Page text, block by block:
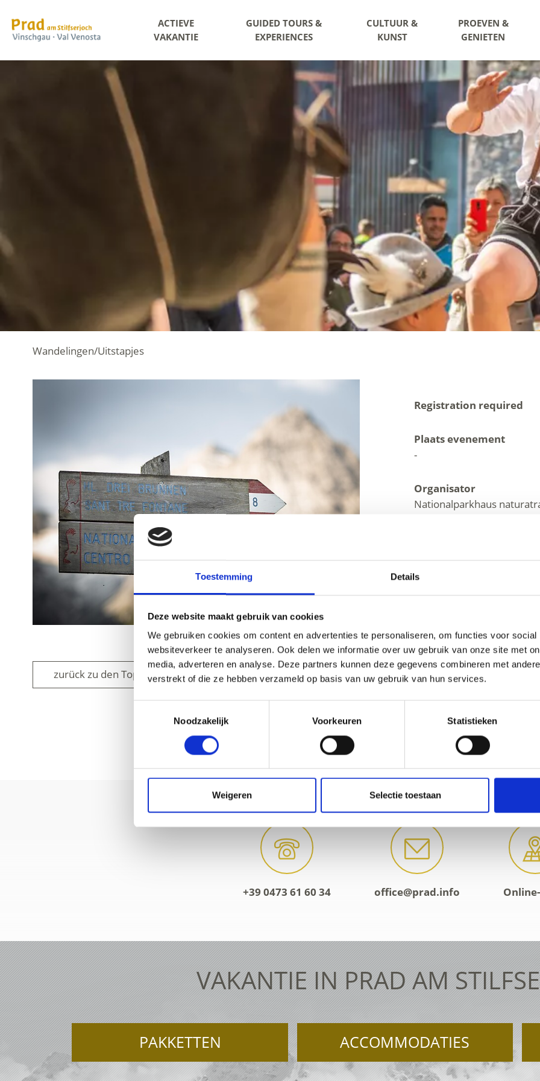
Toestemming Details
Deze website maakt gebruik van cookies
We gebruiken cookies om content en advertenties te personaliseren, om functies voor
websiteverkeer te analyseren. Ook delen we informatie over uw gebruik van onze site met
media, adverteren en analyse. Deze partners kunnen deze gegevens combineren met
verstrekt of die ze hebben verzameld op basis van uw gebruik van hun services.
Noodzakelijk
Voorkeuren Statistieken
Weigeren Selectie toestaan
ACTIEVE
VAKANTIE
GUIDED TOURS &
EXPERIENCES
CULTUUR &
KUNST
PROEVEN &
GENIETEN
Wandelingen/Uitstapjes
Registration required
Plaats evenement
-
Organisator
Nationalparkhaus
Tel.
zurück zu den Top Events
WAS DE INHOUD NUTTIG VOOR U?
+39 0473 61 60 34 office@prad.info
VAKANTIE IN PRAD AM
PAKKETTEN ACCOMMODATIES